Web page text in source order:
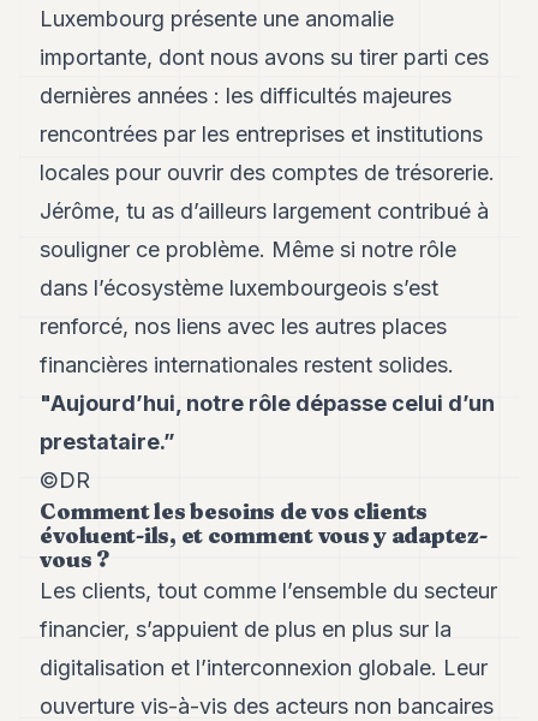
ART
VIVRE
ARTS
POLITIQUE
IMMOBILIER
PRIVATE
EQUITY
SPORT
JURIDIQUE
ENTREPRISES
ASSOCIATIONS
CONTACT
S'ABONNER
FR
Luxembourg présente une anomalie
importante, dont nous avons su tirer parti ces
dernières années : les difficultés majeures
rencontrées par les entreprises et institutions
locales pour ouvrir des comptes de trésorerie.
Jérôme, tu as d’ailleurs largement contribué à
souligner ce problème. Même si notre rôle
dans l’écosystème luxembourgeois s’est
renforcé, nos liens avec les autres places
financières internationales restent solides.
"Aujourd’hui, notre rôle dépasse celui d’un
prestataire.”
©DR
Comment les besoins de vos clients
évoluent-ils, et comment vous y adaptez-
vous ?
Les clients, tout comme l’ensemble du secteur
financier, s’appuient de plus en plus sur la
digitalisation et l’interconnexion globale. Leur
ouverture vis-à-vis des acteurs non bancaires